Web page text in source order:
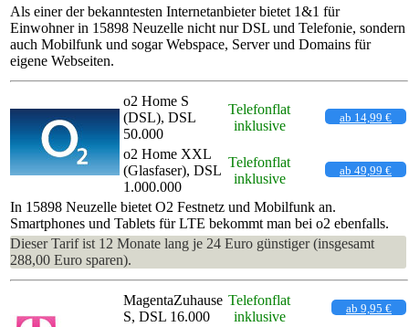
Als einer der bekanntesten Internetanbieter bietet 1&1 für
Einwohner in 15898 Neuzelle nicht nur DSL und Telefonie, sondern
auch Mobilfunk und sogar Webspace, Server und Domains für
eigene Webseiten.
o2 Home S
(DSL), DSL
50.000
Telefonflat
inklusive
ab 14,99 €
o2 Home XXL
(Glasfaser), DSL
1.000.000
Telefonflat
inklusive
ab 49,99 €
In 15898 Neuzelle bietet O2 Festnetz und Mobilfunk an.
Smartphones und Tablets für LTE bekommt man bei o2 ebenfalls.
Dieser Tarif ist 12 Monate lang je 24 Euro günstiger (insgesamt
288,00 Euro sparen).
MagentaZuhause
S, DSL 16.000
Telefonflat
inklusive
ab 9,95 €